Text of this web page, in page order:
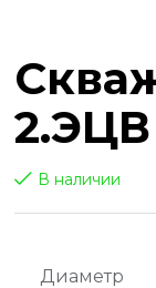
2.ЭЦВ
В наличии
Диаметр